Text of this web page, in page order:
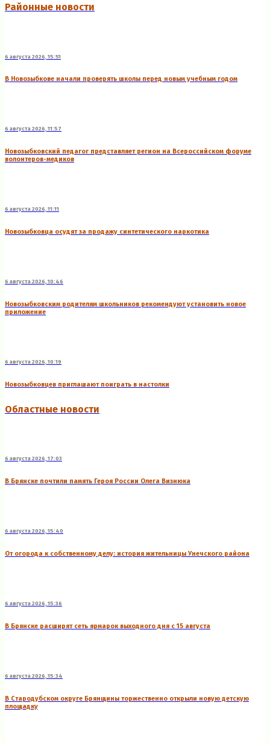
Районные новости
6 августа 2026, 15:51
В Новозыбкове начали проверять школы перед новым учебным годом
6 августа 2026, 11:57
Новозыбковский педагог представляет регион на Всероссийском форуме
волонтеров-медиков
6 августа 2026, 11:11
Новозыбковца осудят за продажу синтетического наркотика
6 августа 2026, 10:46
Новозыбковским родителям школьников рекомендуют установить новое
приложение
6 августа 2026, 10:19
Новозыбковцев приглашают поиграть в настолки
Областные новости
6 августа 2026, 17:03
В Брянске почтили память Героя России Олега Визнюка
6 августа 2026, 15:40
От огорода к собственному делу: история жительницы Унечского района
6 августа 2026, 15:36
В Брянске расширят сеть ярмарок выходного дня с 15 августа
6 августа 2026, 15:34
В Стародубском округе Брянщины торжественно открыли новую детскую
площадку